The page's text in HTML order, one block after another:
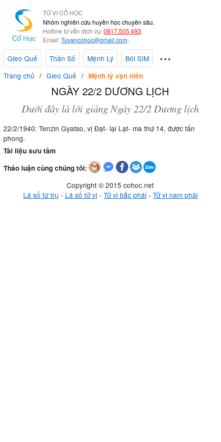
TỬ VI CỔ HỌC
Nhóm nghiên cứu huyền học chuyên sâu.
Hotline tư vấn dịch vụ:0817.505.493.
Email:Tuvancohoc@gmail.com.
Gieo Quẻ Thần Số Mệnh Lý
Bói SIM
Trang chủ
Gieo Quẻ Mệnh lý vạn niên
NGÀY 22/2 DƯƠNG LỊCH
Dưới đây là lời giảng Ngày 22/2 Dương lịch
22/2/1940: Tenzin Gyatso, vị Đạt- lại Lạt- ma thứ 14, được tấn
phong.
Tài liệu sưu tầm
Thảo luận cùng chúng tôi:
Copyright © 2015 cohoc.net
Lá số tứ trụ - Lá số tử vi- Tử vi bắc phái- Tử vi nam phái